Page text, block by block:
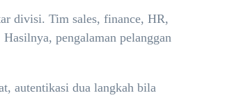
divisi. Tim sales, finance, HR,
pengalaman pelanggan
autentikasi dua langkah bila